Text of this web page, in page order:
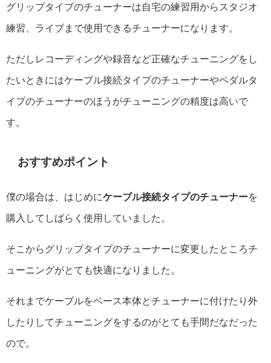
グリップタイプのチューナーは自宅の練習用からスタジオ
練習、ライブまで使用できるチューナーになります。
ただしレコーディングや録音など正確なチューニングをし
たいときにはケーブル接続タイプのチューナーやペダルタ
イプのチューナーのほうがチューニングの精度は高いで
す。
おすすめポイント
僕の場合は、はじめにケーブル接続タイプのチューナーを
購入してしばらく使用していました。
そこからグリップタイプのチューナーに変更したところチ
ューニングがとても快適になりました。
それまでケーブルをベース本体とチューナーに付けたり外
したりしてチューニングをするのがとても手間だなだった
ので。